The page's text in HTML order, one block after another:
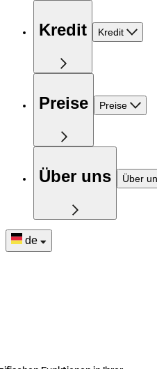
Kredit Kredit
Preise Preise
Über uns Über
de